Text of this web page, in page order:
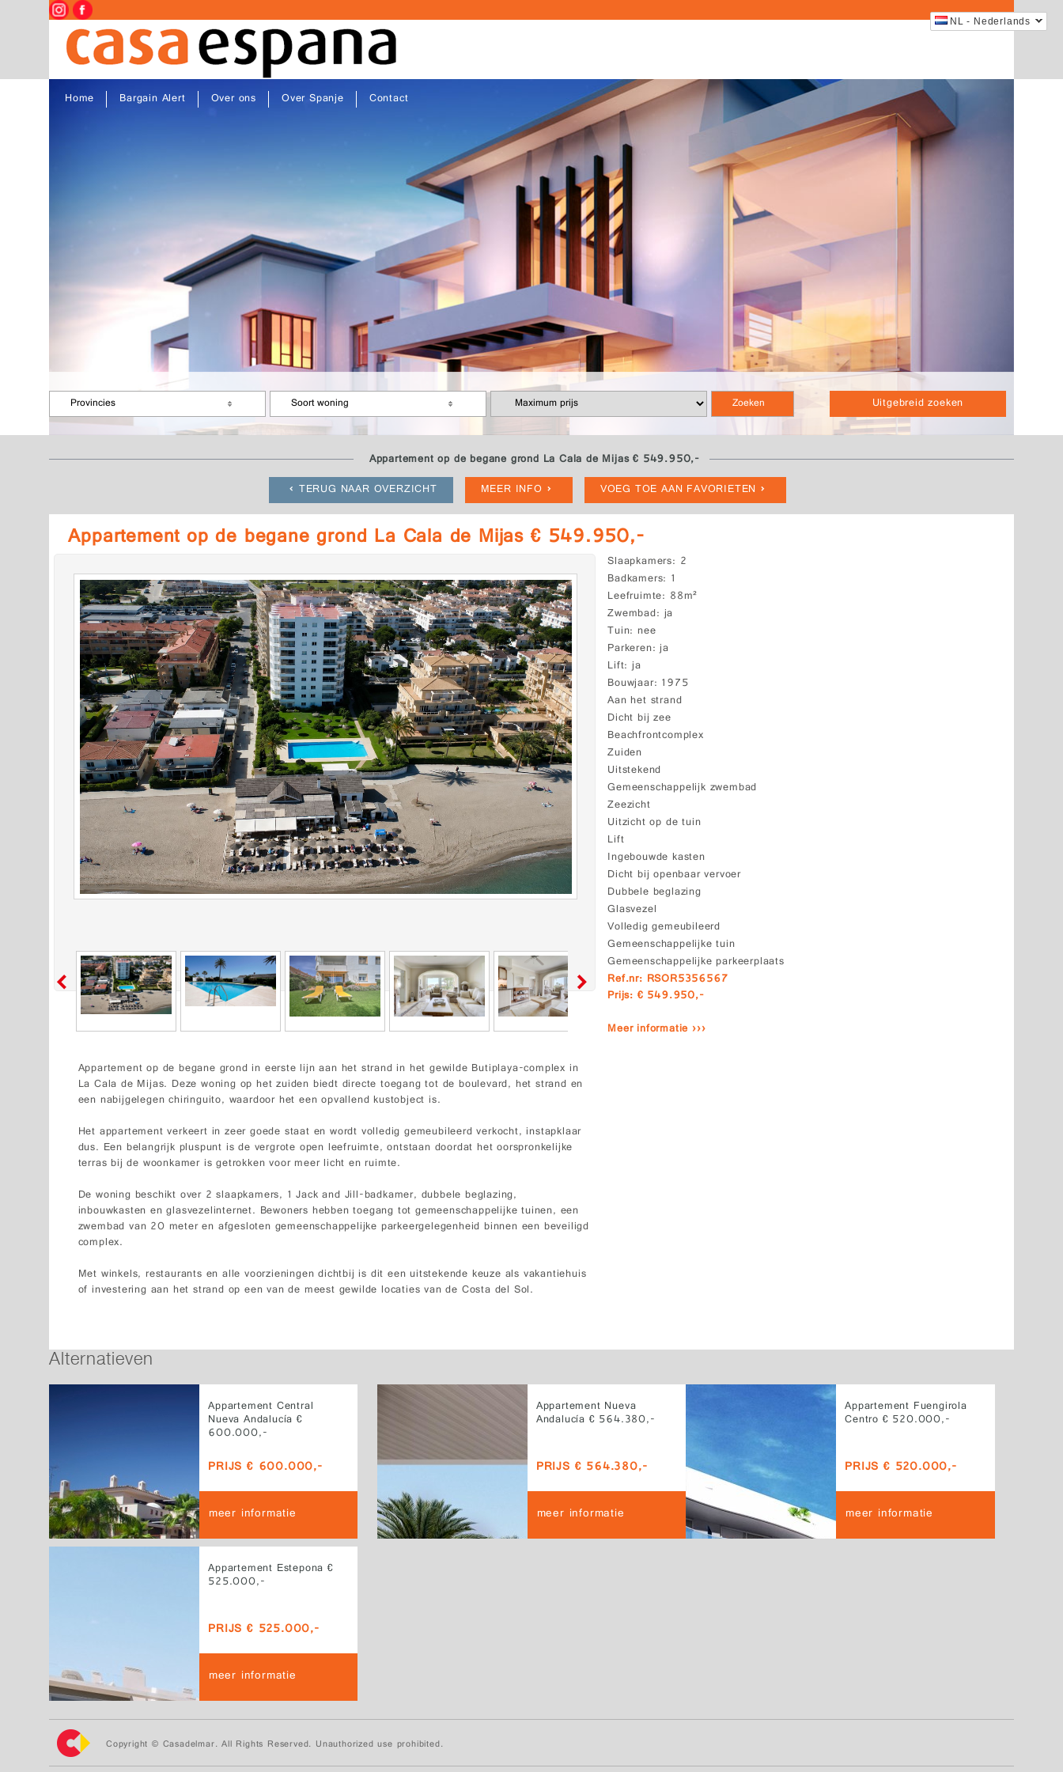
NL - Nederlands
Home Bargain Alert Over ons Over Spanje Contact
Uitgebreid zoeken
Provincies Soort woning
Appartement op de begane grond La Cala de Mijas € 549.950,-
TERUG NAAR OVERZICHT
MEER INFO VOEG TOE AAN FAVORIETEN
Appartement op de begane grond La Cala de Mijas € 549.950,-
Slaapkamers 2
Badkamers 1
Leefruimte 88m²
Zwembad ja
Tuin nee
Parkeren ja
Lift ja
Bouwjaar 1975
Aan het strand
Dicht bij zee
Beachfrontcomplex
Zuiden
Uitstekend
Gemeenschappelijk zwembad
Zeezicht
Uitzicht op de tuin
Lift
Ingebouwde kasten
Dicht bij openbaar vervoer
Dubbele beglazing
Glasvezel
Volledig gemeubileerd
Gemeenschappelijke tuin
Gemeenschappelijke parkeerplaats
Ref.nr: RSOR5356567
Prijs: € 549.950,-
Meer informatie ›››
Appartement op de begane grond in eerste lijn aan het strand in het gewilde Butiplaya-complex in
La Cala de Mijas. Deze woning op het zuiden biedt directe toegang tot de boulevard, het strand en
een nabijgelegen chiringuito, waardoor het een opvallend kustobject is.
Het appartement verkeert in zeer goede staat en wordt volledig gemeubileerd verkocht, instapklaar
dus. Een belangrijk pluspunt is de vergrote open leefruimte, ontstaan doordat het oorspronkelijke
terras bij de woonkamer is getrokken voor meer licht en ruimte.
De woning beschikt over 2 slaapkamers, 1 Jack and Jill-badkamer, dubbele beglazing,
inbouwkasten en glasvezelinternet. Bewoners hebben toegang tot gemeenschappelijke tuinen, een
zwembad van 20 meter en afgesloten gemeenschappelijke parkeergelegenheid binnen een beveiligd
complex.
Met winkels, restaurants en alle voorzieningen dichtbij is dit een uitstekende keuze als vakantiehuis
of investering aan het strand op een van de meest gewilde locaties van de Costa del Sol.
Alternatieven
Appartement Central
Nueva Andalucía €
600.000,-
PRIJS € 600.000,-
meer informatie
Appartement Nueva
Andalucía € 564.380,-
PRIJS € 564.380,-
meer informatie
Appartement Fuengirola
Centro € 520.000,-
PRIJS € 520.000,-
meer informatie
Appartement Estepona €
525.000,-
PRIJS € 525.000,-
meer informatie
Copyright © Casadelmar. All Rights Reserved. Unauthorized use prohibited.